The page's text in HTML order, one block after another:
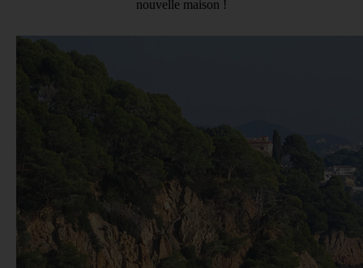
nouvelle maison !